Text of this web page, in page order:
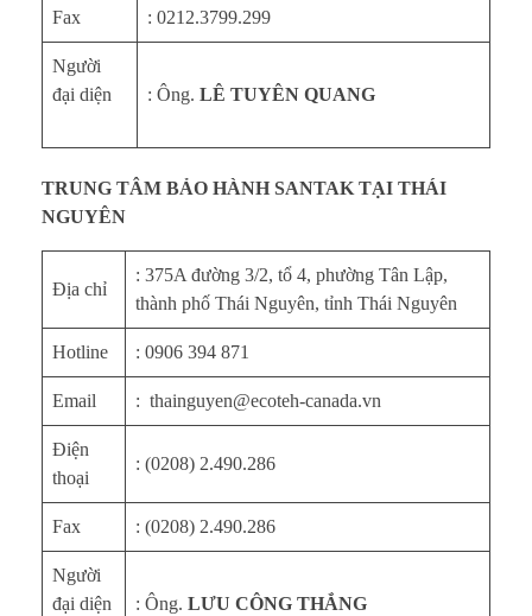
Fax : 0212.3799.299
Người
đại diện
: Ông. LÊ TUYÊN QUANG
TRUNG TÂM BẢO HÀNH SANTAK TẠI THÁI
NGUYÊN
Địa chỉ
: 375A đường 3/2, tổ 4, phường Tân Lập,
thành phố Thái Nguyên, tỉnh Thái Nguyên
Hotline : 0906 394 871
Email : thainguyen@ecoteh-canada.vn
Điện
thoại
: (0208) 2.490.286
Fax : (0208) 2.490.286
Người
đại diện
: Ông. LƯU CÔNG THẮNG